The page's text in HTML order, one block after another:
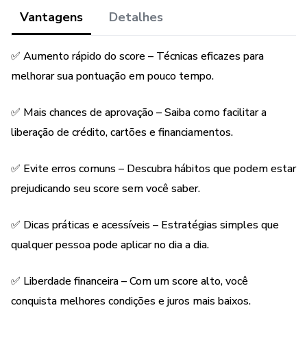
✅ Passo a passo para aumentar sua pontuação
Garanta agora o seu e transforme sua vida financeira! 🚀
Vantagens Detalhes
✅ Aumento rápido do score – Técnicas eficazes para
melhorar sua pontuação em pouco tempo.
✅ Mais chances de aprovação – Saiba como facilitar a
liberação de crédito, cartões e financiamentos.
✅ Evite erros comuns – Descubra hábitos que podem estar
prejudicando seu score sem você saber.
✅ Dicas práticas e acessíveis – Estratégias simples que
qualquer pessoa pode aplicar no dia a dia.
✅ Liberdade financeira – Com um score alto, você
conquista melhores condições e juros mais baixos.